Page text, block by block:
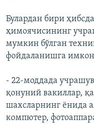
Булардан бири
ҳимоячисининг
мумкин бўлган
фойдаланишга
- 22-моддада
қонуний вакиллар,
шахсларнинг ëнида
компютер,